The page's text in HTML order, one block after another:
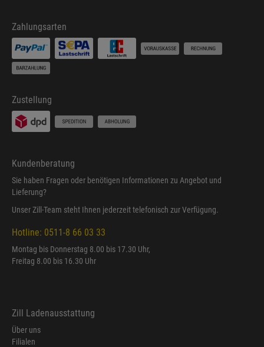
Zahlungsarten
Zustellung
Kundenberatung
Sie haben Fragen oder benötigen Informationen zu Angebot und
Lieferung?
Unser Zill-Team steht Ihnen jederzeit telefonisch zur Verfügung.
Hotline: 0511-8 66 03 33
Montag bis Donnerstag 8.00 bis 17.30 Uhr,
Freitag 8.00 bis 16.30 Uhr
Zill Ladenausstattung
Über uns
Filialen